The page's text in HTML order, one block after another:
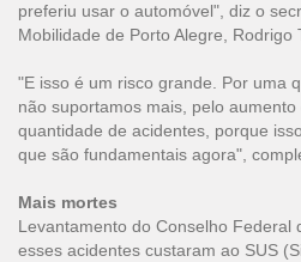
preferiu usar o automóvel", diz o
Mobilidade de Porto Alegre, Rodrigo
"E isso é um risco grande. Por uma
não suportamos mais, pelo
quantidade de acidentes, porque
que são fundamentais agora",
Mais mortes
Levantamento do Conselho Federal
esses acidentes custaram ao SUS